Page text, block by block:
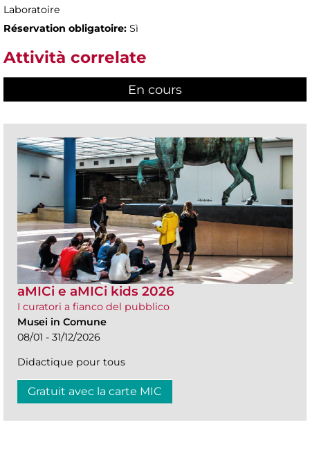
Laboratoire
Réservation obligatoire: Sì
Attività correlate
En cours
aMICi e aMICi kids 2026
I curatori a fianco del pubblico
Musei in Comune
08/01 - 31/12/2026
Didactique pour tous
Gratuit avec la carte MIC